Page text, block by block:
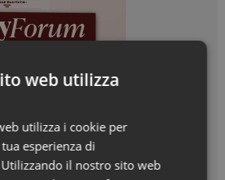
web utilizza
utilizza i cookie per
esperienza di
il nostro sito web